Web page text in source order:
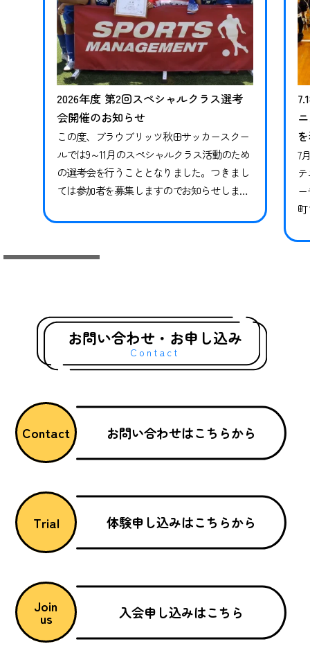
2026年度 第2回スペシャルクラス選考
会開催のお知らせ
この度、ブラウブリッツ秋田サッカースクー
ルでは9～11月のスペシャルクラス活動のため
の選考会を行うこととなりました。つきまし
ては参加者を募集しますのでお知らせしま
継続ではありませんので、必ずお申し込みな
参加いただけなかった場合、対象期間のトレ
7
っ
お問い合わせ・お申し込み
Contact
Contact お問い合わせはこちらから
Trial 体験申し込みはこちらから
Join
us 入会申し込みはこちら